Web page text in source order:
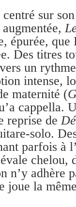
sur
épurée, que
Des titres
un
intense,
maternité (
cappella.
reprise de
solo.
parfois à
chelou,
n’y adhère
joue la